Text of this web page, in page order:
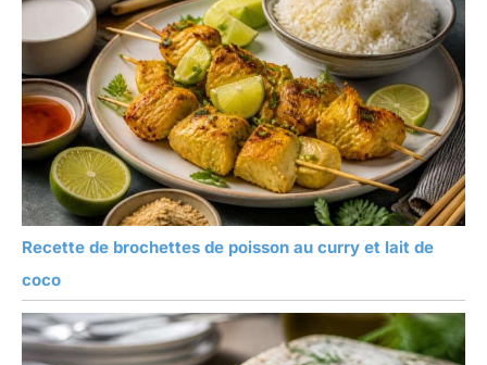
Recette de brochettes de poisson au curry et lait de
coco